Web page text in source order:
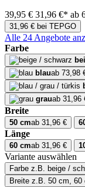
39,95 € 31,96 €* ab
31,96 € bei TEPGO
Alle 24 Angebote
Farbe
blauab 73,98
grauab 31,96
Breite
50 cmab 31,96 €
Länge
60 cmab 31,96 €
Variante auswählen
Farbe z.B. beige /
Breite z.B. 50 cm, 60